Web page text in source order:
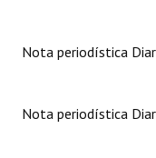
Actas de Audiencias
Comunicaciones
Nota periodística
Nota periodística